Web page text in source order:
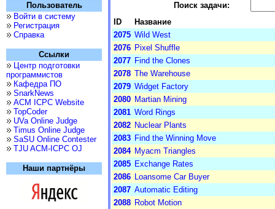
Пользователь
Войти в систему
Регистрация
Справка
Ссылки
Центр подготовки
программистов
Кафедра ПО
SnarkNews
ACM ICPC Website
TopCoder
UVa Online Judge
Timus Online Judge
SaSU Online Contester
TJU ACM-ICPC OJ
Наши партнёры
Поиск задачи:
ID
Название
2075 Wild West
2076 Pixel Shuffle
2077 Find the Clones
2078 The Warehouse
2079 Widget Factory
2080 Martian Mining
2081 Word Rings
2082 Nuclear Plants
2083 Find the Winning Move
2084 Myacm Triangles
2085 Exchange Rates
2086 Loansome Car Buyer
2087 Automatic Editing
2088 Robot Motion